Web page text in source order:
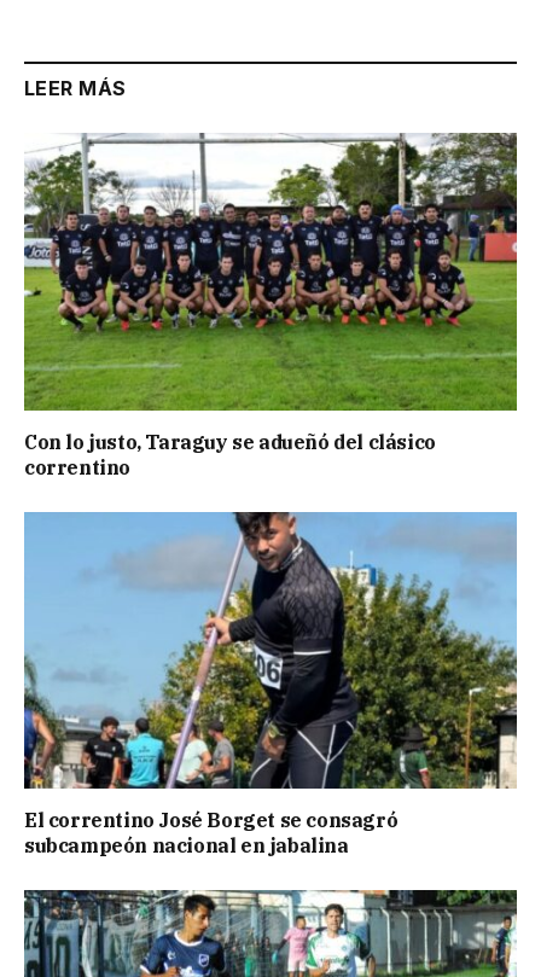
LEER MÁS
Con lo justo, Taraguy se adueñó del clásico
correntino
El correntino José Borget se consagró
subcampeón nacional en jabalina